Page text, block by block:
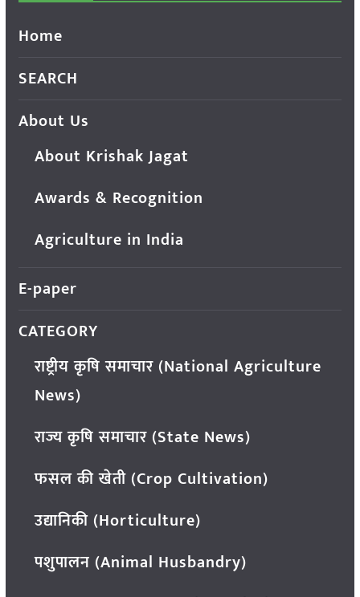
Home
SEARCH
About Us
About Krishak Jagat
Awards & Recognition
Agriculture in India
E-paper
CATEGORY
राष्ट्रीय कृषि समाचार (National Agriculture
News)
राज्य कृषि समाचार (State News)
फसल की खेती (Crop Cultivation)
उद्यानिकी (Horticulture)
पशुपालन (Animal Husbandry)